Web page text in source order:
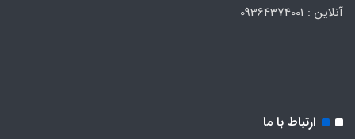
ارتباط با ما